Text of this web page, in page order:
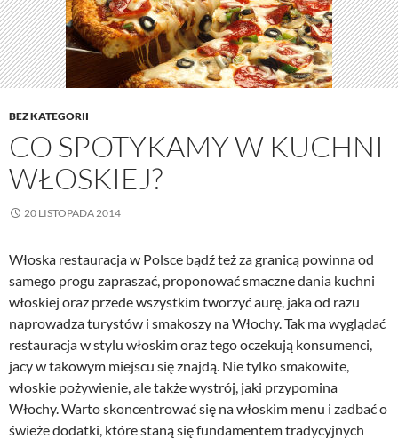
BEZ KATEGORII
CO SPOTYKAMY W KUCHNI
WŁOSKIEJ?
20 LISTOPADA 2014
Włoska restauracja w Polsce bądź też za granicą powinna od
samego progu zapraszać, proponować smaczne dania kuchni
włoskiej oraz przede wszystkim tworzyć aurę, jaka od razu
naprowadza turystów i smakoszy na Włochy. Tak ma wyglądać
restauracja w stylu włoskim oraz tego oczekują konsumenci,
jacy w takowym miejscu się znajdą. Nie tylko smakowite,
włoskie pożywienie, ale także wystrój, jaki przypomina
Włochy. Warto skoncentrować się na włoskim menu i zadbać o
świeże dodatki, które staną się fundamentem tradycyjnych